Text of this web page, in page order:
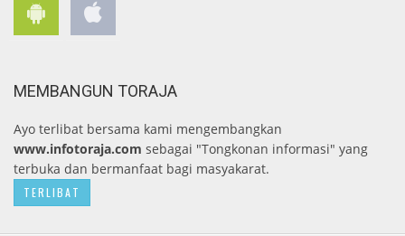
MEMBANGUN TORAJA
Ayo terlibat bersama kami mengembangkan
www.infotoraja.com sebagai "Tongkonan informasi" yang
terbuka dan bermanfaat bagi masyakarat.
TERLIBAT